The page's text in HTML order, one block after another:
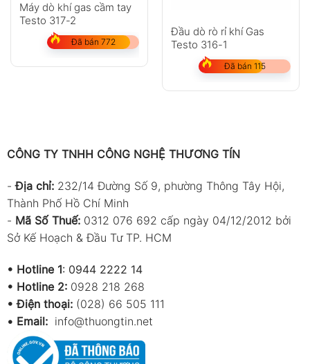
Máy dò khí gas cầm tay
Testo 317-2
Đã bán 772
Đầu dò rò rỉ khí Gas
Testo 316-1
Đã bán 115
CÔNG TY TNHH CÔNG NGHỆ THƯƠNG TÍN
-Địa chỉ: 232/14 Đường Số 9, phường Thông Tây Hội,
Thành Phố Hồ Chí Minh
- Mã Số Thuế: 0312 076 692 cấp ngày 04/12/2012 bởi
Sở Kế Hoạch & Đầu Tư TP. HCM
• Hotline 1: 0944 2222 14
• Hotline 2: 0928 218 268
• Điện thoại: (028) 66 505 111
• Email: info@thuongtin.net